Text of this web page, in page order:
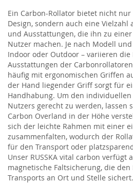
Ein Carbon-Rollator bietet nicht
Design, sondern auch eine Vielzahl
und Ausstattungen, die ihn zu
Nutzer machen. Je nach Modell
Indoor oder Outdoor – variieren
Ausstattungen der
häufig mit ergonomischen Griffen
der Hand liegender Griff sorgt für
Handhabung. Um den
Nutzers gerecht zu werden, lassen
Carbon Overland in der Höhe
sich der leichte Rahmen mit einer
zusammenfalten, wodurch der
für den Transport oder
Unser RUSSKA vital carbon verfügt
magnetische Faltsicherung, die
Transports an Ort und Stelle sichert.